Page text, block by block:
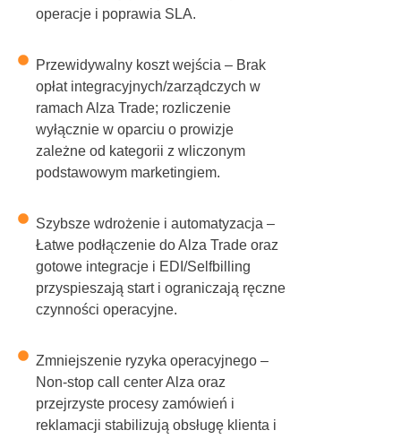
operacje i poprawia SLA.
Przewidywalny koszt wejścia – Brak
opłat integracyjnych/zarządczych w
ramach Alza Trade; rozliczenie
wyłącznie w oparciu o prowizje
zależne od kategorii z wliczonym
podstawowym marketingiem.
Szybsze wdrożenie i automatyzacja –
Łatwe podłączenie do Alza Trade oraz
gotowe integracje i EDI/Selfbilling
przyspieszają start i ograniczają ręczne
czynności operacyjne.
Zmniejszenie ryzyka operacyjnego –
Non-stop call center Alza oraz
przejrzyste procesy zamówień i
reklamacji stabilizują obsługę klienta i